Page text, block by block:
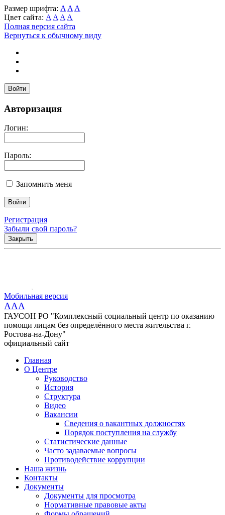
Размер шрифта: A A A
Цвет сайта: A A A A
Полная версия сайта
Вернуться к обычному виду
Войти
Авторизация
Логин:
Пароль:
Запомнить меня
Регистрация
Забыли свой пароль?
Закрыть
Мобильная версия
AAA
ГАУСОН РО "Комплексный социальный центр по оказанию
помощи лицам без определённого места жительства г.
Ростова-на-Дону"
официальный сайт
Главная
О Центре
Руководство
История
Структура
Видео
Вакансии
Сведения о вакантных должностях
Порядок поступления на службу
Статистические данные
Часто задаваемые вопросы
Противодействие коррупции
Наша жизнь
Контакты
Документы
Документы для просмотра
Нормативные правовые акты